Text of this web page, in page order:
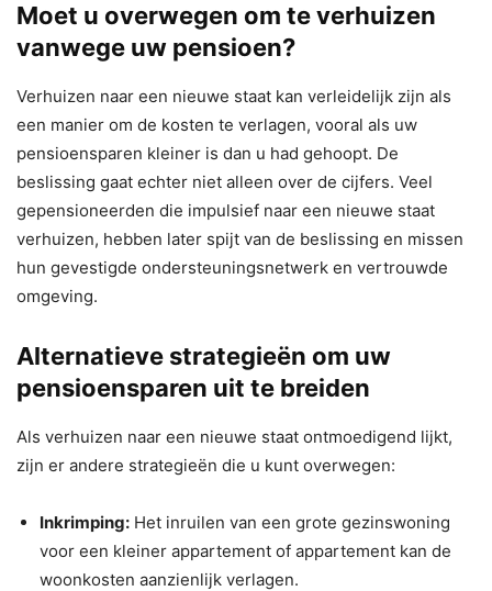
Moet u overwegen om te verhuizen
vanwege uw pensioen?
Verhuizen naar een nieuwe staat kan verleidelijk zijn als
een manier om de kosten te verlagen, vooral als uw
pensioensparen kleiner is dan u had gehoopt. De
beslissing gaat echter niet alleen over de cijfers. Veel
gepensioneerden die impulsief naar een nieuwe staat
verhuizen, hebben later spijt van de beslissing en missen
hun gevestigde ondersteuningsnetwerk en vertrouwde
omgeving.
Alternatieve strategieën om uw
pensioensparen uit te breiden
Als verhuizen naar een nieuwe staat ontmoedigend lijkt,
zijn er andere strategieën die u kunt overwegen:
Inkrimping: Het inruilen van een grote gezinswoning
voor een kleiner appartement of appartement kan de
woonkosten aanzienlijk verlagen.